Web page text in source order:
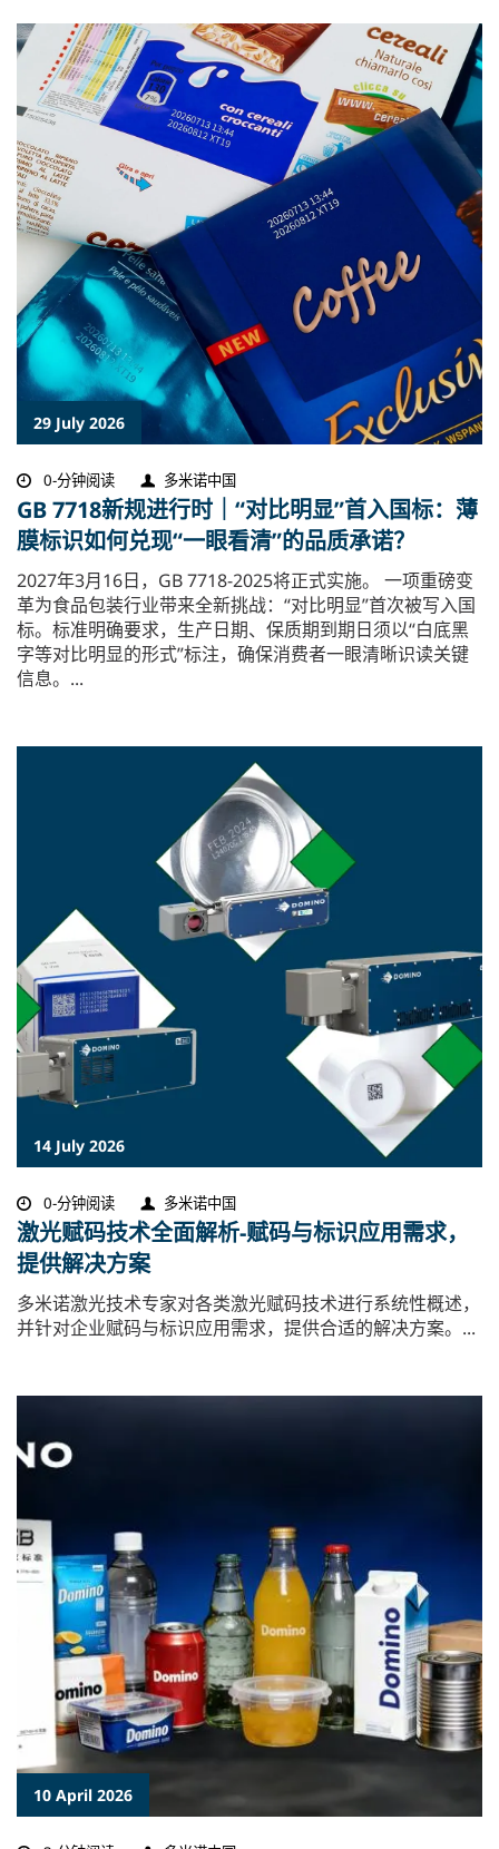
29 July 2026
0-分钟阅读 多米诺中国
GB 7718新规进行时｜“对比明显”首入国标：薄
膜标识如何兑现“一眼看清”的品质承诺？
2027年3月16日，GB 7718-2025将正式实施。 一项重磅变
革为食品包装行业带来全新挑战：“对比明显”首次被写入国
标。标准明确要求，生产日期、保质期到期日须以“白底黑
字等对比明显的形式”标注，确保消费者一眼清晰识读关键
信息。...
14 July 2026
0-分钟阅读 多米诺中国
激光赋码技术全面解析-赋码与标识应用需求，
提供解决方案
多米诺激光技术专家对各类激光赋码技术进行系统性概述，
并针对企业赋码与标识应用需求，提供合适的解决方案。...
10 April 2026